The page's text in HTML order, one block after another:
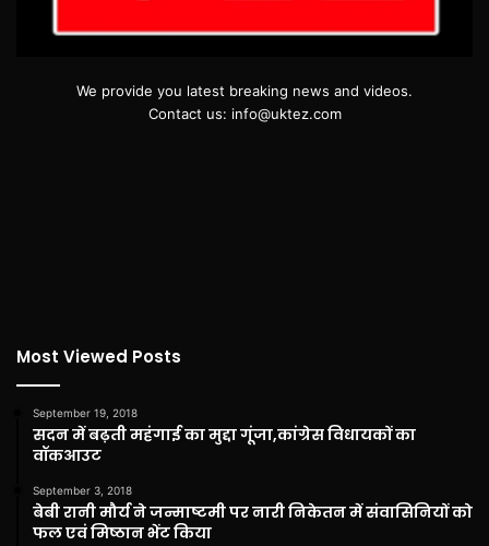
We provide you latest breaking news and videos.
Contact us: info@uktez.com
Most Viewed Posts
September 19, 2018
सदन में बढ़ती महंगाई का मुद्दा गूंजा,कांग्रेस विधायकों का
वॉकआउट
September 3, 2018
बेबी रानी मौर्य ने जन्माष्टमी पर नारी निकेतन में संवासिनियों को
फल एवं मिष्ठान भेंट किया